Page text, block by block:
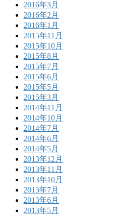
2016年3月
2016年2月
2016年1月
2015年11月
2015年10月
2015年8月
2015年7月
2015年6月
2015年5月
2015年3月
2014年11月
2014年10月
2014年7月
2014年6月
2014年5月
2013年12月
2013年11月
2013年10月
2013年7月
2013年6月
2013年5月